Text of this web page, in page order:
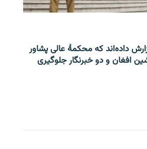
داده‌اند که محکمۀ عالی پشاور
افغان و دو خبرنگار جلوگیری